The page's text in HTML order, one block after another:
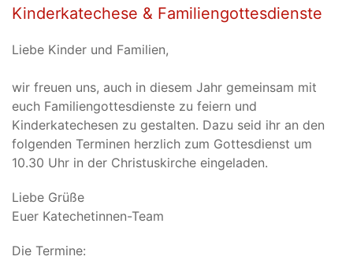
Kinderkatechese & Familiengottesdienste
Liebe Kinder und Familien,
wir freuen uns, auch in diesem Jahr gemeinsam mit
euch Familiengottesdienste zu feiern und
Kinderkatechesen zu gestalten. Dazu seid ihr an den
folgenden Terminen herzlich zum Gottesdienst um
10.30 Uhr in der Christuskirche eingeladen.
Liebe Grüße
Euer Katechetinnen-Team
Die Termine: